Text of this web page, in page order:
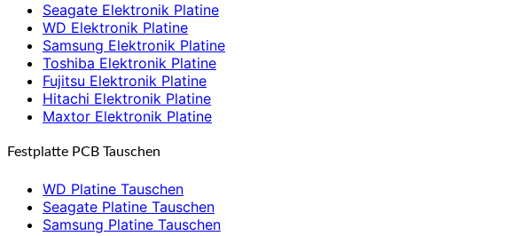
Seagate Elektronik Platine
WD Elektronik Platine
Samsung Elektronik Platine
Toshiba Elektronik Platine
Fujitsu Elektronik Platine
Hitachi Elektronik Platine
Maxtor Elektronik Platine
Festplatte PCB Tauschen
WD Platine Tauschen
Seagate Platine Tauschen
Samsung Platine Tauschen